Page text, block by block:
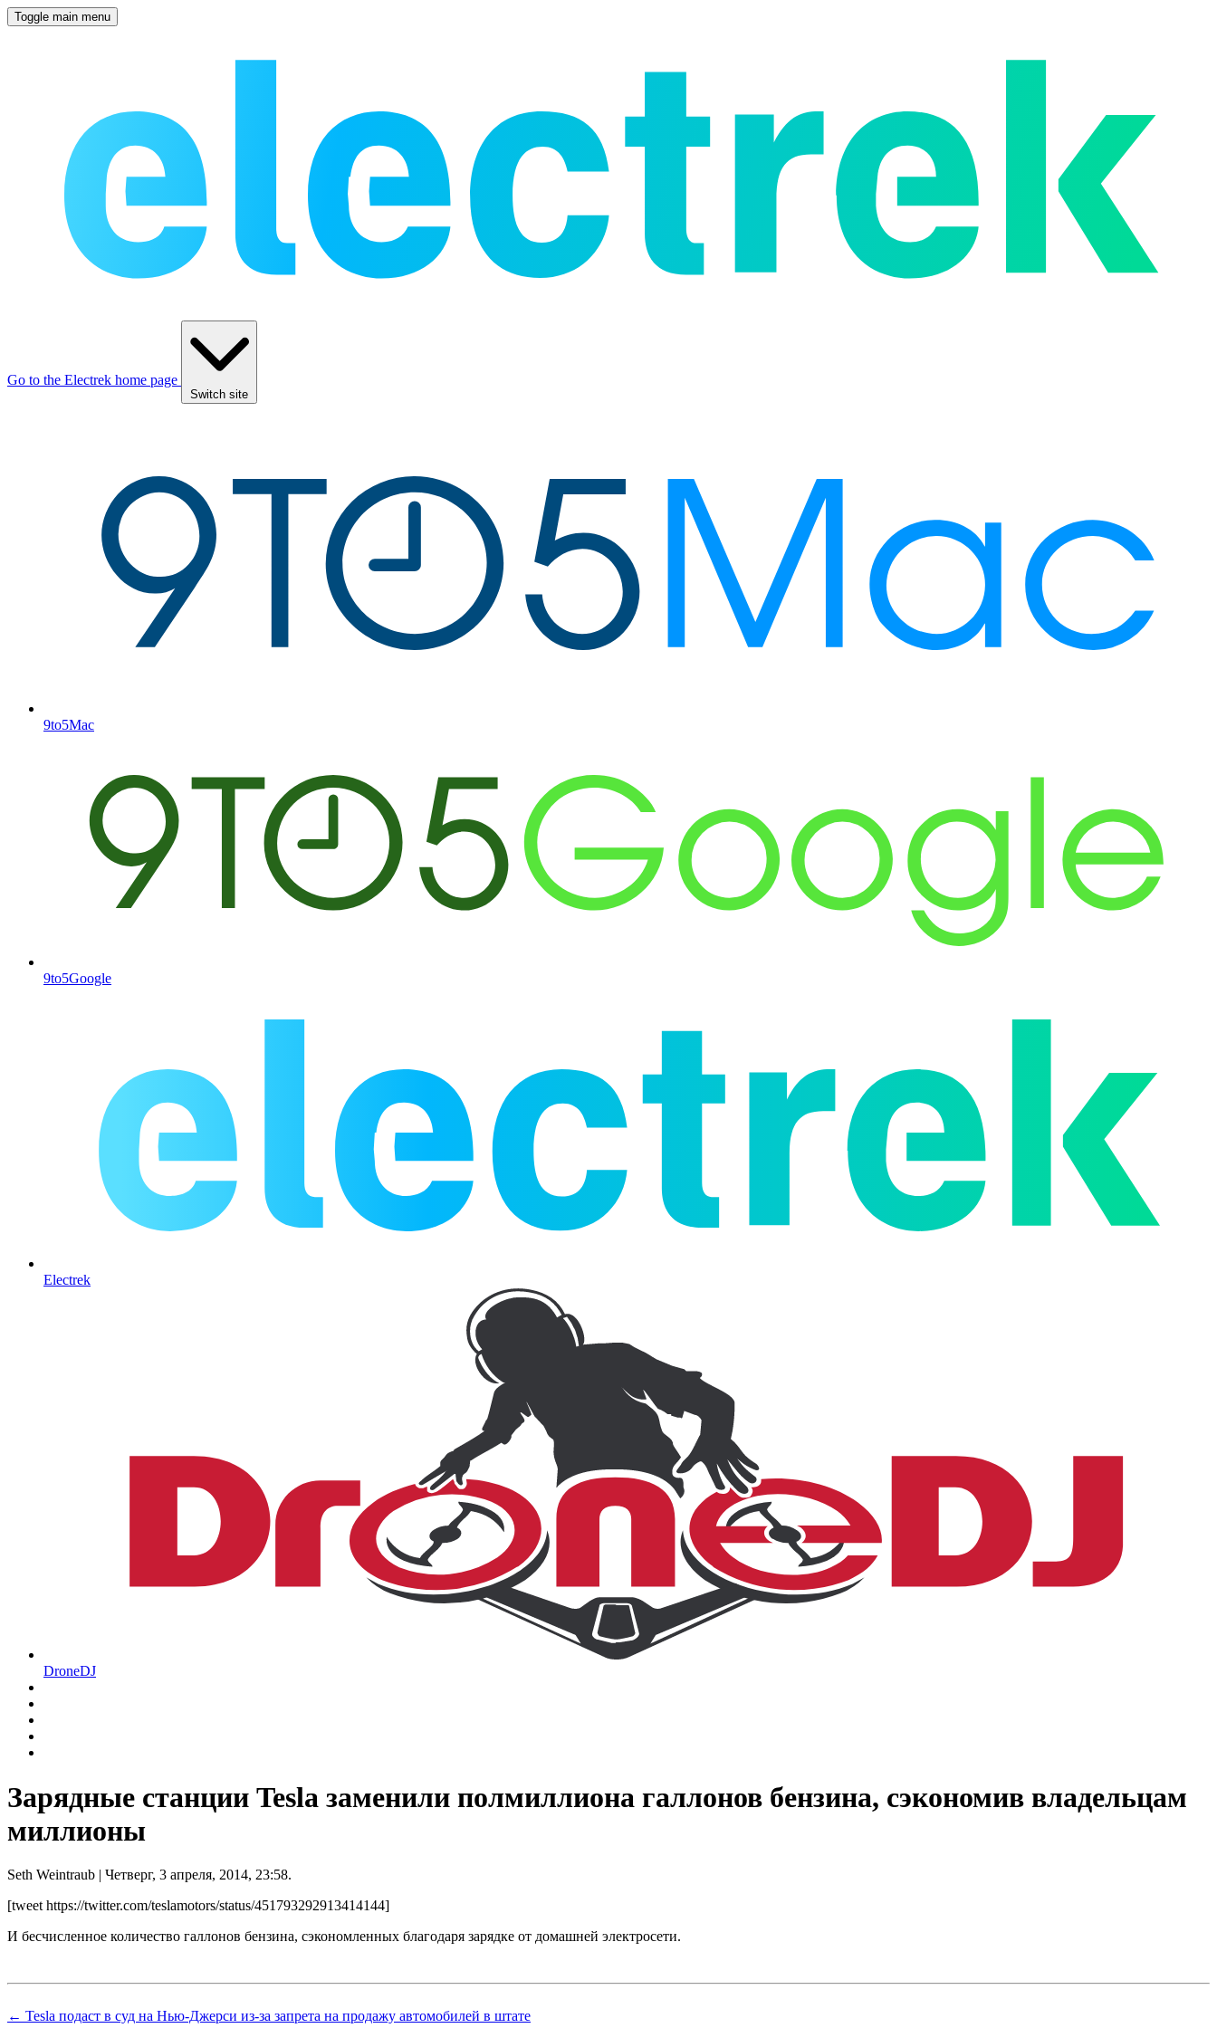
Toggle main menu
Go to the Electrek home page
Switch site
9to5Mac
9to5Google
Electrek
DroneDJ
Зарядные станции Tesla заменили полмиллиона галлонов бензина, сэкономив владельцам
миллионы
Seth Weintraub | Четверг, 3 апреля, 2014, 23:58.
[tweet https://twitter.com/teslamotors/status/451793292913414144]
И бесчисленное количество галлонов бензина, сэкономленных благодаря зарядке от домашней электросети.
← Tesla подаст в суд на Нью-Джерси из-за запрета на продажу автомобилей в штате